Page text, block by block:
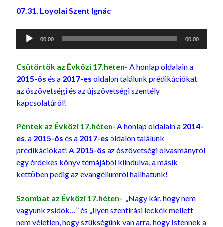
07.31. Loyolai Szent Ignác
Audió
00:00 00:00
Csütörtök az Évközi 17.héten- A honlap oldalain a
2015-ös és a 2017-es oldalon találunk prédikációkat
az ószövetségi és az újszövetségi szentély
kapcsolatáról!
Péntek az Évközi 17.héten- A honlap oldalain a 2014-
es , a 2015-ös és a 2017-es oldalon találunk
prédikációkat! A 2015-ös az ószövetségi olvasmányról
egy érdekes könyv témájából kiindulva, a másik
kettőben pedig az evangéliumról hallhatunk!
Szombat az Évközi 17.héten-
„Nagy kár, hogy nem
vagyunk zsidók…” és „Ilyen szentírási leckék mellett
nem véletlen, hogy szükségünk van arra, hogy Istennek a